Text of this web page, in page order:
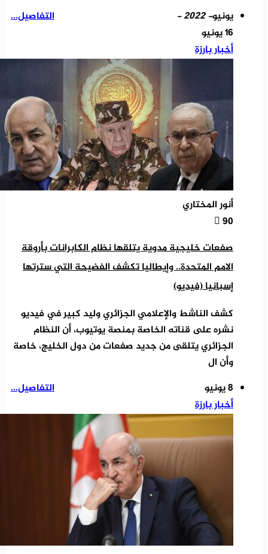
التفاصيل...
يونيو- 2022 -
16 يونيو
أخبار بارزة
أنور المختاري
90
صفعات خليجية مدوية يتلقها نظام الكابرانات بأروقة
الامم المتحدة.. وإيطاليا تكشف الفضيحة التي سترتها
إسبانيا (فيديو)
كشف الناشط والإعلامي الجزائري وليد كبير في فيديو
نشره على قناته الخاصة بمنصة يوتيوب، أن النظام
الجزائري يتلقى من جديد صفعات من دول الخليج، خاصة
وأن ال
التفاصيل...
8 يونيو
أخبار بارزة